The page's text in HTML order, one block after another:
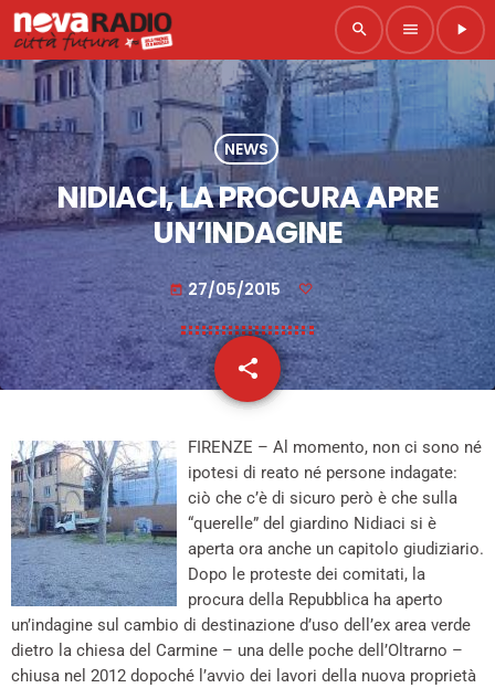
search menu play_arrow
NEWS
NIDIACI, LA PROCURA APRE
UN’INDAGINE
today 27/05/2015
share
email
FIRENZE – Al momento, non ci sono né
ipotesi di reato né persone indagate:
ciò che c’è di sicuro però è che sulla
“querelle” del giardino Nidiaci si è
aperta ora anche un capitolo giudiziario.
Dopo le proteste dei comitati, la
procura della Repubblica ha aperto
un’indagine sul cambio di destinazione d’uso dell’ex area verde
dietro la chiesa del Carmine – una delle poche dell’Oltrarno –
chiusa nel 2012 dopoché l’avvio dei lavori della nuova proprietà